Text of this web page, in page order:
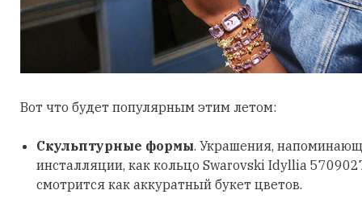
Вот что будет популярным этим летом:
Скульптурные формы. Украшения,
инсталляции, как кольцо Swarovski Idyllia
смотрится как аккуратный букет цветов.